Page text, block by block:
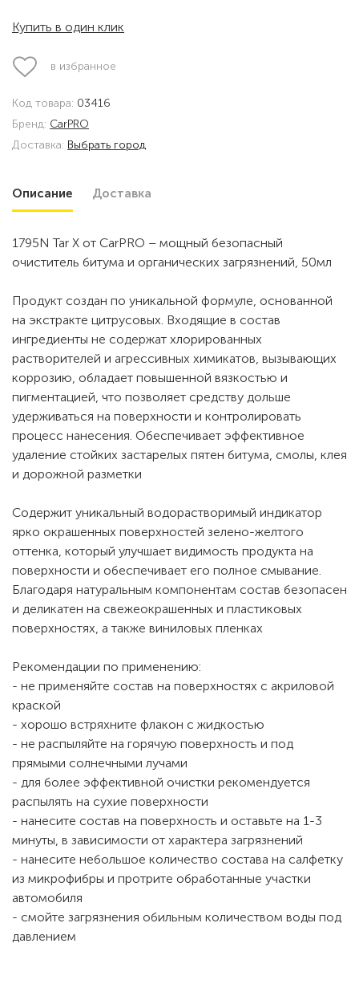
Купить в один клик
в избранное
Код товара: 03416
Бренд: CarPRO
Доставка: Выбрать город
Описание Доставка
1795N Tar X от CarPRO – мощный безопасный
очиститель битума и органических загрязнений, 50мл
Продукт создан по уникальной формуле, основанной
на экстракте цитрусовых. Входящие в состав
ингредиенты не содержат хлорированных
растворителей и агрессивных химикатов, вызывающих
коррозию, обладает повышенной вязкостью и
пигментацией, что позволяет средству дольше
удерживаться на поверхности и контролировать
процесс нанесения. Обеспечивает эффективное
удаление стойких застарелых пятен битума, смолы, клея
и дорожной разметки
Содержит уникальный водорастворимый индикатор
ярко окрашенных поверхностей зелено-желтого
оттенка, который улучшает видимость продукта на
поверхности и обеспечивает его полное смывание.
Благодаря натуральным компонентам состав безопасен
и деликатен на свежеокрашенных и пластиковых
поверхностях, а также виниловых пленках
Рекомендации по применению:
- не применяйте состав на поверхностях с акриловой
краской
- хорошо встряхните флакон с жидкостью
- не распыляйте на горячую поверхность и под
прямыми солнечными лучами
- для более эффективной очистки рекомендуется
распылять на сухие поверхности
- нанесите состав на поверхность и оставьте на 1-3
минуты, в зависимости от характера загрязнений
- нанесите небольшое количество состава на салфетку
из микрофибры и протрите обработанные участки
автомобиля
- смойте загрязнения обильным количеством воды под
давлением